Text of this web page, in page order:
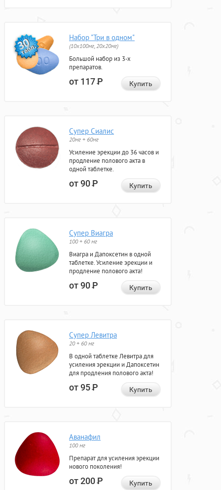
Набор "Три в одном"
(10x100мг, 20x20мг)
Большой набор из 3-х
препаратов.
от 117Р Купить
Супер Сиалис
20мг + 60мг
Усиление эрекции до 36 часов и
продление полового акта в
одной таблетке.
от 90Р Купить
Супер Виагра
100 + 60 мг
Виагра и Дапоксетин в одной
таблетке. Усиление эрекции и
продление полового акта!
от 90Р Купить
Супер Левитра
20 + 60 мг
В одной таблетке Левитра для
усиления эрекции и Дапоксетин
для продления полового акта!
от 95Р Купить
Аванафил
100 мг
Препарат для усиления эрекции
нового поколения!
от 200Р Купить